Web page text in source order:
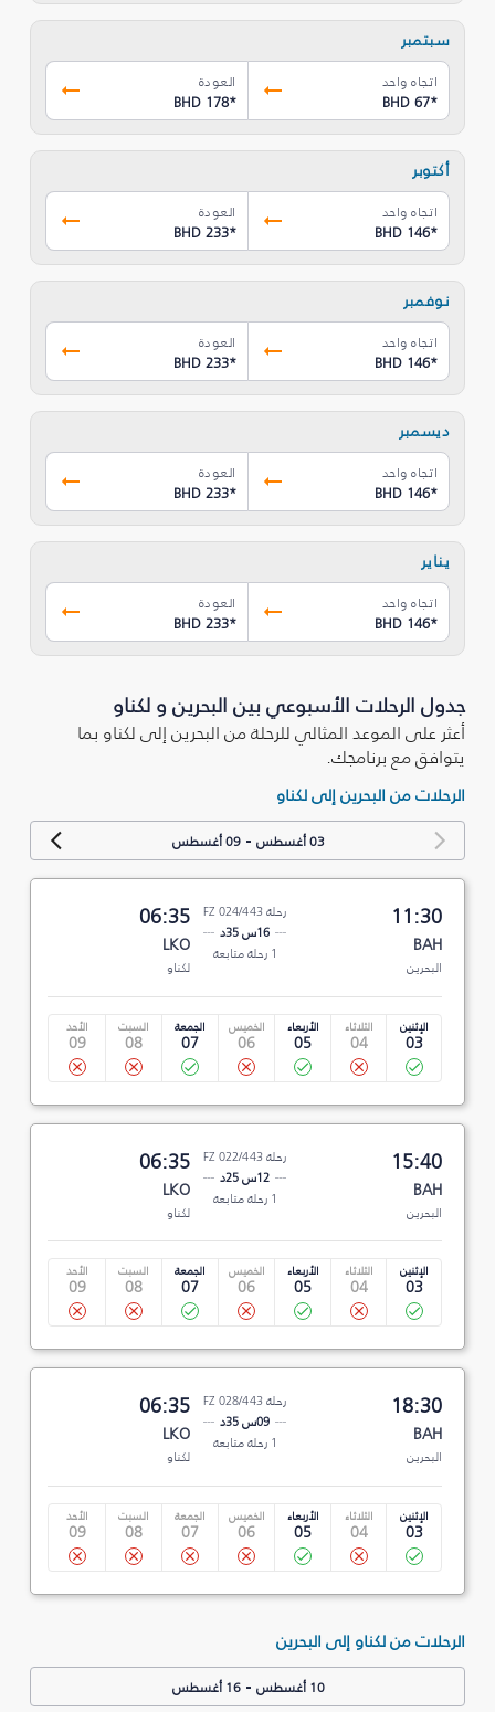
سبتمبر
اتجاه واحد
BHD 67*
العودة
BHD 178*
أكتوبر
اتجاه واحد
BHD 146*
العودة
BHD 233*
نوفمبر
اتجاه واحد
BHD 146*
العودة
BHD 233*
ديسمبر
اتجاه واحد
BHD 146*
العودة
BHD 233*
يناير
اتجاه واحد
BHD 146*
العودة
BHD 233*
جدول الرحلات الأسبوعي بين البحرين و لكناو
أعثر على الموعد المثالي للرحلة من البحرين إلى لكناو بما
يتوافق مع برنامجك.
الرحلات من البحرين إلى لكناو
03 أغسطس -09 أغسطس
11:30
BAH
البحرين
رحلة FZ 024/443
16س 35د
1 رحلة متابعة
06:35
LKO
لكناو
الإثنين
03
الثلاثاء
04
الأربعاء
05
الخميس
06
الجمعة
07
السبت
08
الأحد
09
15:40
BAH
البحرين
رحلة FZ 022/443
12س 25د
1 رحلة متابعة
06:35
LKO
لكناو
الإثنين
03
الثلاثاء
04
الأربعاء
05
الخميس
06
الجمعة
07
السبت
08
الأحد
09
18:30
BAH
البحرين
رحلة FZ 028/443
09س 35د
1 رحلة متابعة
06:35
LKO
لكناو
الإثنين
03
الثلاثاء
04
الأربعاء
05
الخميس
06
الجمعة
07
السبت
08
الأحد
09
الرحلات من لكناو إلى البحرين
10 أغسطس -16 أغسطس